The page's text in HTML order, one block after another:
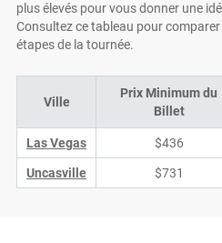
plus élevés pour vous donner une
Consultez ce tableau pour
étapes de la tournée.
Ville
Prix Minimum du
Billet
Las Vegas $436
Uncasville $731